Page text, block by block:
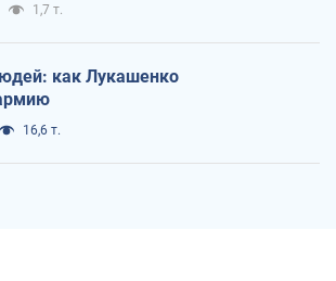
1,7 т.
как Лукашенко
16,6 т.